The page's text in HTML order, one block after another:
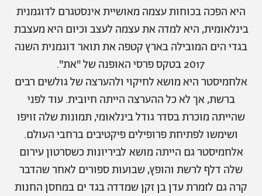
תרבות ופנאי
הפקות אופנה
עיצוב
בריאות
קריירה
יחסים
משפחה
חופש
תוכן מקודם
מי אנחנו
תנאי שימוש
מדיניות פרטיות
הצהרת נגישות
שירות לקוחות למנויים
כתבו לנו
© יובל סיגלר תקשורת בע"מ 2026
Designed, Developed and Powered byRGB Media
היא הפכה בכוחות עצמה מאושיית אינסטגרם לדוגמנית
בינלאומית, היא למדה את עצמה לעצב וכיום היא מעצבת
בגדי הים המובילה בארץ קטפה את תואר דוגמנית השנה
2017 בטקס פרסי האופנה של "את".
אלחמיסטר היא מושא לחיקוי ולהערצה של גולשים רבים
ברשת, אך לא כל ההערצה הייתה חיובית. עוד לפני
שהייתה מוכרת בסדר גודל בינלאומי, תמונות שלה זויפו
ושימשו לפתיחת פרופילים פיקטיבים ברחבי העולם.
אלחמיסטר גם הייתה מושא לביריונות כשסרטון עירום
שלה דלף לרשת והופץ, שבועות ספורים לאחר שהדבר
קרה גם לזמרת עדן בן זקן שמדדה בגד ים במחסן החנות